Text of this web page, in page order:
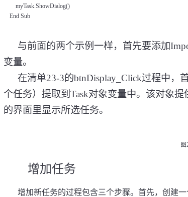
myTask.ShowDialog()
End Sub
与前面的两个示例一样，首先要添加
变量。
在清单23-3的btnDisplay_Click过程中，
个任务）提取到 Task对象变量中。该对象提
的界面里显示所选任务。
图
增加任务
增加新任务的过程包含三个步骤。首先，创建